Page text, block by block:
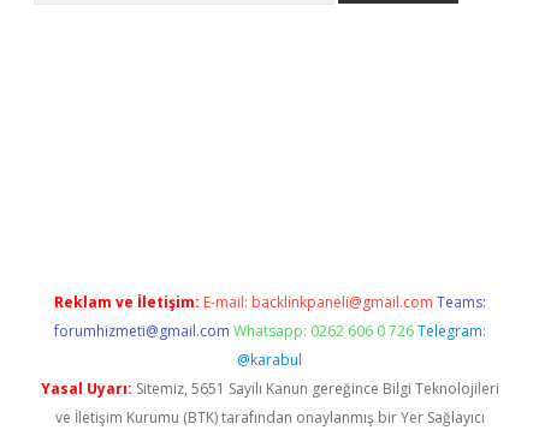
Reklam ve İletişim: E-mail: backlinkpaneli@gmail.com Teams:
forumhizmeti@gmail.com Whatsapp: 0262 606 0 726 Telegram:
@karabul
Yasal Uyarı: Sitemiz, 5651 Sayılı Kanun gereğince Bilgi Teknolojileri
ve İletişim Kurumu (BTK) tarafından onaylanmış bir Yer Sağlayıcı